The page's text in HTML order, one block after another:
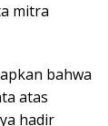
mitra
bahwa
atas
hadir